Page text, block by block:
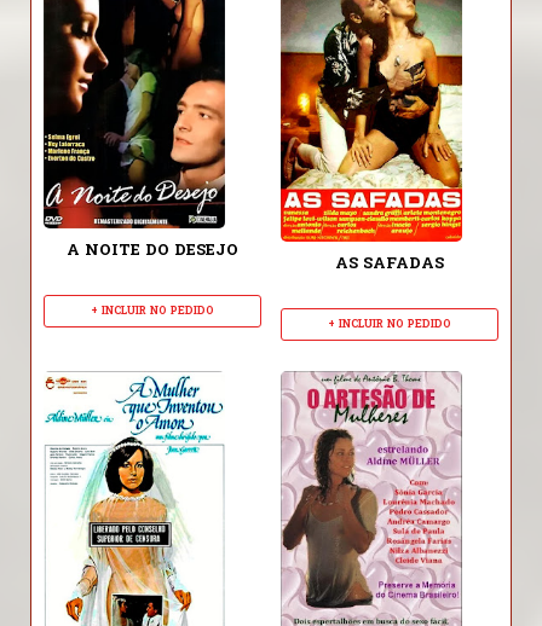
A NOITE DO DESEJO
+ INCLUIR NO PEDIDO
AS SAFADAS
+ INCLUIR NO PEDIDO